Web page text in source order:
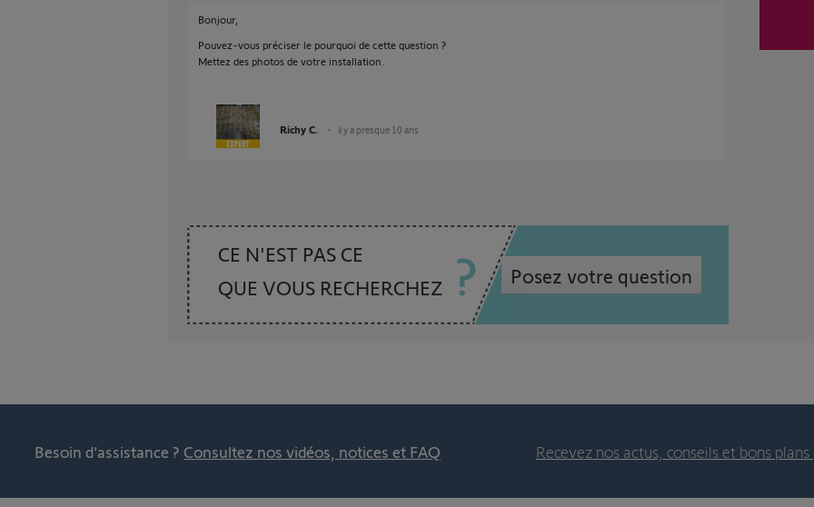
Bonjour,
Pouvez-vous préciser le pourquoi de cette question ?
Mettez des photos de votre installation.
Richy C. il y a presque 10 ans
CE N'EST PAS CE
QUE VOUS RECHERCHEZ
Posez votre question
Besoin d’assistance ? Consultez nos vidéos, notices et FAQ Recevez nos actus, conseils et bons